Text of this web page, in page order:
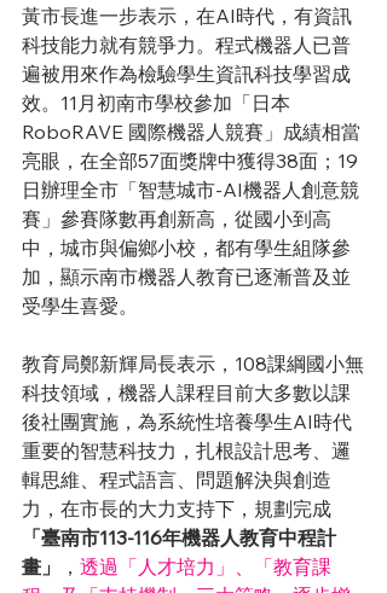
黃市長進一步表示，在AI時代，有資訊
科技能力就有競爭力。程式機器人已普
遍被用來作為檢驗學生資訊科技學習成
效。11月初南市學校參加「日本
RoboRAVE 國際機器人競賽」成績相當
亮眼，在全部57面獎牌中獲得38面；19
日辦理全市「智慧城市-AI機器人創意競
賽」參賽隊數再創新高，從國小到高
中，城市與偏鄉小校，都有學生組隊參
加，顯示南市機器人教育已逐漸普及並
受學生喜愛。
教育局鄭新輝局長表示，108課綱國小無
科技領域，機器人課程目前大多數以課
後社團實施，為系統性培養學生AI時代
重要的智慧科技力，扎根設計思考、邏
輯思維、程式語言、問題解決與創造
力，在市長的大力支持下，規劃完成
「臺南市113-116年機器人教育中程計
畫」
， 透過「人才培力」、「教育課